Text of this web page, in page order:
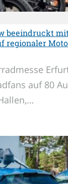
beeindruckt
regionaler
auf 80